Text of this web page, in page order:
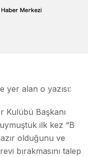
yer alan o yazısı:
Kulübü Başkanı
ilk kez “B
olduğunu ve
bırakmasını talep